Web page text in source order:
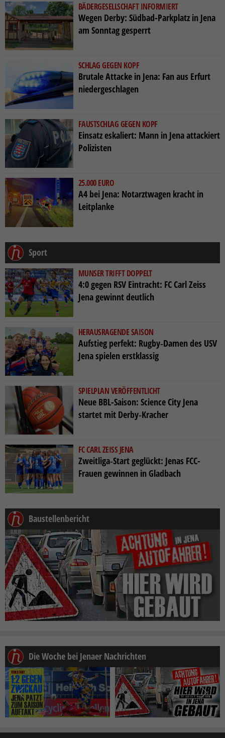
BÄDERGESELLSCHAFT INFORMIERT
Wegen Derby: Südbad-Parkplatz in Jena
am Sonntag gesperrt
SCHLAG GEGEN KOPF
Brutale Attacke in Jena: Fan aus Erfurt
niedergeschlagen
FAUSTSCHLAG GEGEN KOPF
Einsatz eskaliert: Mann in Jena attackiert
Polizisten
25.000 EURO
A4 bei Jena: Notarztwagen kracht in
Leitplanke
Sport
MUNSER TRIFFT DOPPELT
4:0 gegen RSV Eintracht: FC Carl Zeiss
Jena gewinnt deutlich
HERAUSRAGENDE SAISON
Aufstieg perfekt: Rugby‑Damen des USV
Jena spielen erstklassig
SPIELPLAN VERÖFFENTLICHT
Neue BBL-Saison: Science City Jena
startet mit Derby‑Kracher
FC CARL ZEISS JENA
Zweitliga‑Start geglückt: Jenas FCC-
Frauen gewinnen in Gladbach
Baustellenbericht
Die Woche bei Jenaer Nachrichten